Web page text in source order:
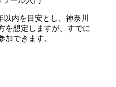
以内を目安とし、神奈川
を想定しますが、すでに
加できます。